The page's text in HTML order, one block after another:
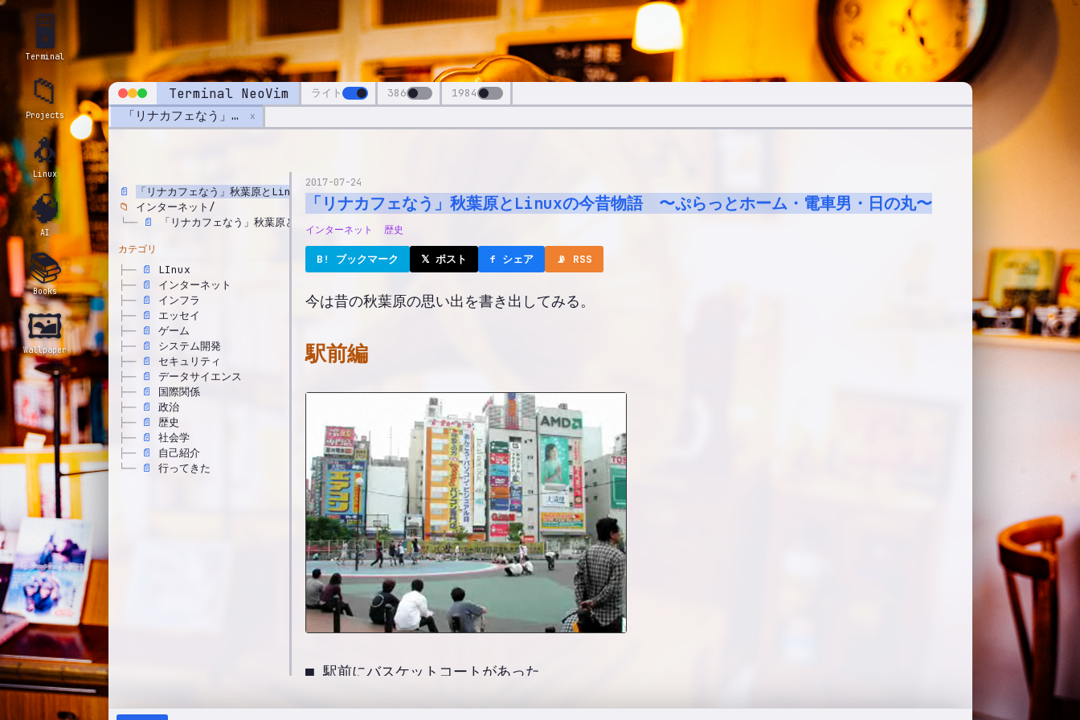
Terminal NeoVim ライト 386 1984
「リナカフェなう」秋葉原とLinuxの今昔物語 〜ぷらっとホーム・電車男・日の丸〜 x
📄
「リナカフェなう」秋葉原とLinuxの今昔物語 〜ぷらっとホーム・電車男・日の丸〜
📁 インターネット/
└── 📄 「リナカフェなう」秋葉原とLinuxの今昔物語 〜ぷらっとホーム・電車男・日の丸〜
カテゴリ
├──
📄 LInux
├── 📄 インターネット
├── 📄 インフラ
├── 📄 エッセイ
├── 📄 ゲーム
├── 📄 システム開発
├── 📄 セキュリティ
├── 📄 データサイエンス
├── 📄 国際関係
├── 📄 政治
├── 📄 歴史
├── 📄 社会学
├── 📄 自己紹介
└── 📄 行ってきた
2017-07-24
「リナカフェなう」秋葉原とLinuxの今昔物語 〜ぷらっとホーム・電車男・日の丸〜
インターネット 歴史
B! ブックマーク 𝕏 ポスト f シェア 📡 RSS
今は昔の秋葉原の思い出を書き出してみる。
駅前編
■ 駅前にバスケットコートがあった
🖥️
Terminal
📁
Projects
🐧
Linux
🧠
AI
📚
Books
🖼️
Wallpaper